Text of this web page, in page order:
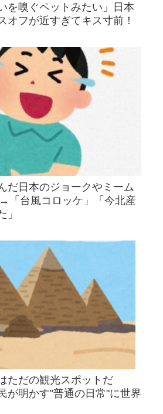
を嗅ぐペットみたい」日本
オフが近すぎてキス寸前！
だ日本のジョークやミーム
「台風コロッケ」「今北産
」
ただの観光スポットだ
が明かす"普通の日常"に世界